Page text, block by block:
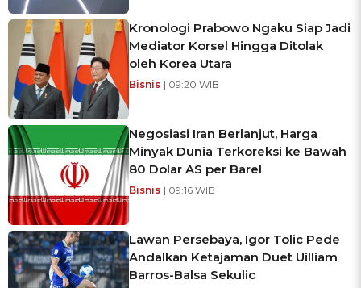
Kronologi Prabowo Ngaku Siap Jadi
Mediator Korsel Hingga Ditolak
oleh Korea Utara
Bisnis | 09:20 WIB
Negosiasi Iran Berlanjut, Harga
Minyak Dunia Terkoreksi ke Bawah
80 Dolar AS per Barel
Bisnis | 09:16 WIB
Lawan Persebaya, Igor Tolic Pede
Andalkan Ketajaman Duet Uilliam
Barros-Balsa Sekulic